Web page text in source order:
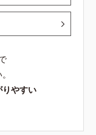
やすい